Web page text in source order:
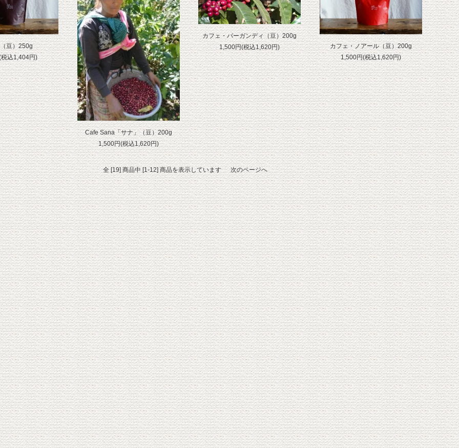
豆）250g
込1,404円)
Cafe Sana「サナ」（豆）200g
1,500円(税込1,620円)
カフェ・バーガンディ（豆）200g
1,500円(税込1,620円)
カフェ・ノアール（豆）200g
1,500円(税込1,620円)
全 [19] 商品中 [1-12] 商品を表示しています 次のページへ